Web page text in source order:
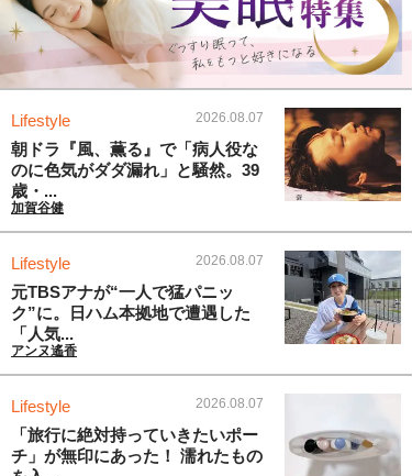
Lifestyle 2026.08.07
朝ドラ『風、薫る』で「病人役な
のに色気がダダ漏れ」と騒然。39
歳・...
加賀谷健
Lifestyle 2026.08.07
元TBSアナが“一人で猛パニッ
ク”に。日ハム本拠地で遭遇した
「人気...
アンヌ遙香
Lifestyle 2026.08.07
「旅行に絶対持っていきたいポー
チ」が無印にあった！ 濡れたもの